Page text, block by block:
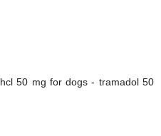
50 mg for dogs - tramadol 50